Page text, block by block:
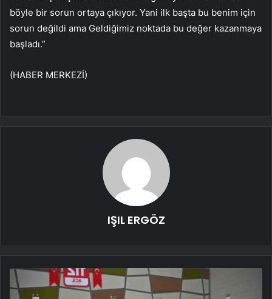
böyle bir sorun ortaya çıkıyor. Yani ilk başta bu benim için
sorun değildi ama Geldiğimiz noktada bu değer kazanmaya
başladı.”
(HABER MERKEZİ)
IŞIL ERGÖZ